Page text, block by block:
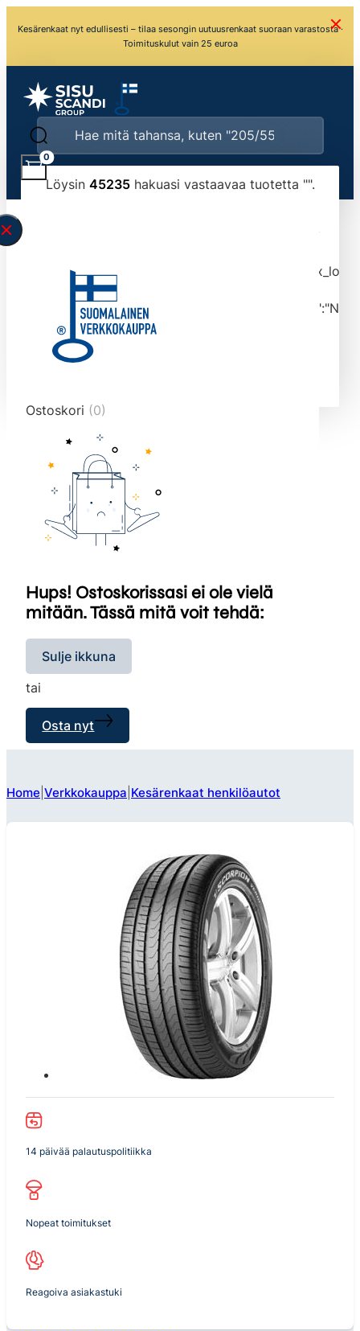
Kesärenkaat nyt edullisesti – tilaa sesongin uutuusrenkaat suoraan varastosta ·
Toimituskulut vain 25 euroa
Löysin 45235hakuasi vastaavaa tuotetta "".
typed the search query correctly.<br>Currently
tmlmvi","meta_query":
data-original-query-vars="[]" data-page="1"
data-max-pages="4524" data-start="1" data-
end="10">
0
Ostoskori (0)
Hups! Ostoskorissasi ei ole vielä
mitään. Tässä mitä voit tehdä:
Sulje ikkuna
tai
Osta nyt
Home Verkkokauppa Kesärenkaat henkilöautot
14 päivää palautuspolitiikka
Nopeat toimitukset
Reagoiva asiakastuki